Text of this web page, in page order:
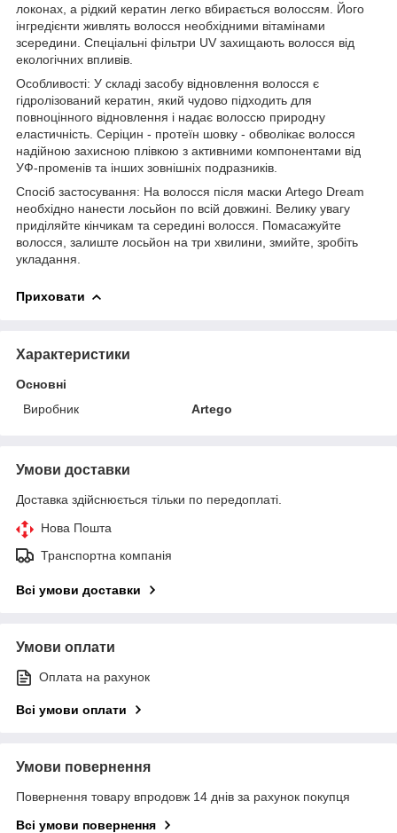
локонах, а рідкий кератин легко вбирається волоссям. Його
інгредієнти живлять волосся необхідними вітамінами
зсередини. Спеціальні фільтри UV захищають волосся від
екологічних впливів.
Особливості: У складі засобу відновлення волосся є
гідролізований кератин, який чудово підходить для
повноцінного відновлення і надає волоссю природну
еластичність. Серіцин - протеїн шовку - обволікає волосся
надійною захисною плівкою з активними компонентами від
УФ-променів та інших зовнішніх подразників.
Спосіб застосування: На волосся після маски Artego Dream
необхідно нанести лосьйон по всій довжині. Велику увагу
приділяйте кінчикам та середині волосся. Помасажуйте
волосся, залиште лосьйон на три хвилини, змийте, зробіть
укладання.
Приховати
Характеристики
Основні
Виробник
Artego
Умови доставки
Доставка здійснюється тільки по передоплаті.
Нова Пошта
Транспортна компанія
Всі умови доставки
Умови оплати
Оплата на рахунок
Всі умови оплати
Умови повернення
Повернення товару впродовж 14 днів за рахунок покупця
Всі умови повернення